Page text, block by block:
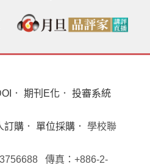
． 期刊E化 ． 投審系統
訂購 ． 單位採購 ． 學校聯
傳真：+886-2-